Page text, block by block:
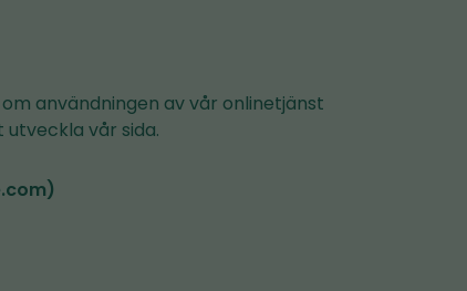
användningen av vår onlinetjänst
vår sida.